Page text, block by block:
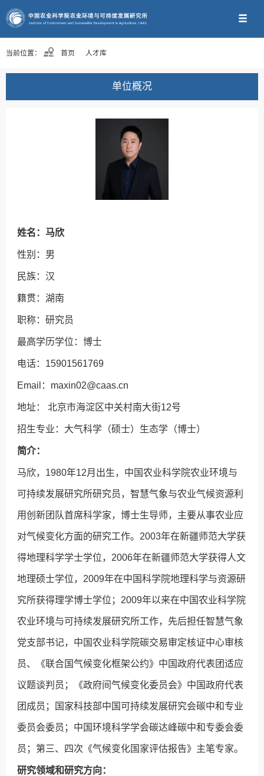
当前位置： 首页 人才库
单位概况
姓名：马欣
性别：男
民族：汉
籍贯：湖南
职称：研究员
最高学历学位：博士
电话：15901561769
Email：maxin02@caas.cn
地址： 北京市海淀区中关村南大街12号
招生专业：大气科学（硕士）生态学（博士）
简介：
马欣，1980年12月出生，中国农业科学院农业环境与
可持续发展研究所研究员，智慧气象与农业气候资源利
用创新团队首席科学家，博士生导师，主要从事农业应
对气候变化方面的研究工作。2003年在新疆师范大学获
得地理科学学士学位，2006年在新疆师范大学获得人文
地理硕士学位，2009年在中国科学院地理科学与资源研
究所获得理学博士学位；2009年以来在中国农业科学院
农业环境与可持续发展研究所工作，先后担任智慧气象
党支部书记，中国农业科学院碳交易审定核证中心审核
员、《联合国气候变化框架公约》中国政府代表团适应
议题谈判员；《政府间气候变化委员会》中国政府代表
团成员；国家科技部中国可持续发展研究会碳中和专业
委员会委员；中国环境科学学会碳达峰碳中和专委会委
员；第三、四次《气候变化国家评估报告》主笔专家。
研究领域和研究方向：